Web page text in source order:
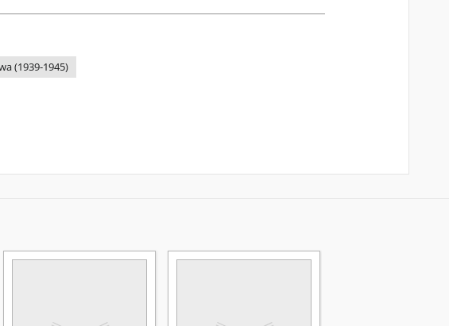
(1939-1945)